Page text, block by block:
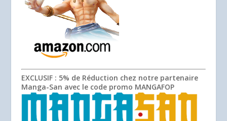
EXCLUSIF : 5% de Réduction chez notre partenaire
Manga-San avec le code promo MANGAFOP